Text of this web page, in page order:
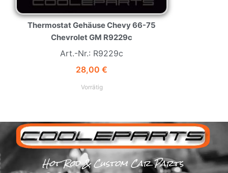
Thermostat Gehäuse Chevy 66-75
Chevrolet GM R9229c
Art.-Nr.: R9229c
28,00 €
Vorrätig
Hot Rod & Custom Car Parts